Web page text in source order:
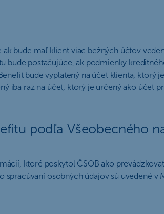
bude mať klient viac bežných účtov
bude postačujúce, ak podmienky
bude vyplatený na účet klienta, ktorý
iba raz na účet, ktorý je určený ako účet
podľa Všeobecného
ktoré poskytol ČSOB ako
spracúvaní osobných údajov sú uvedené v